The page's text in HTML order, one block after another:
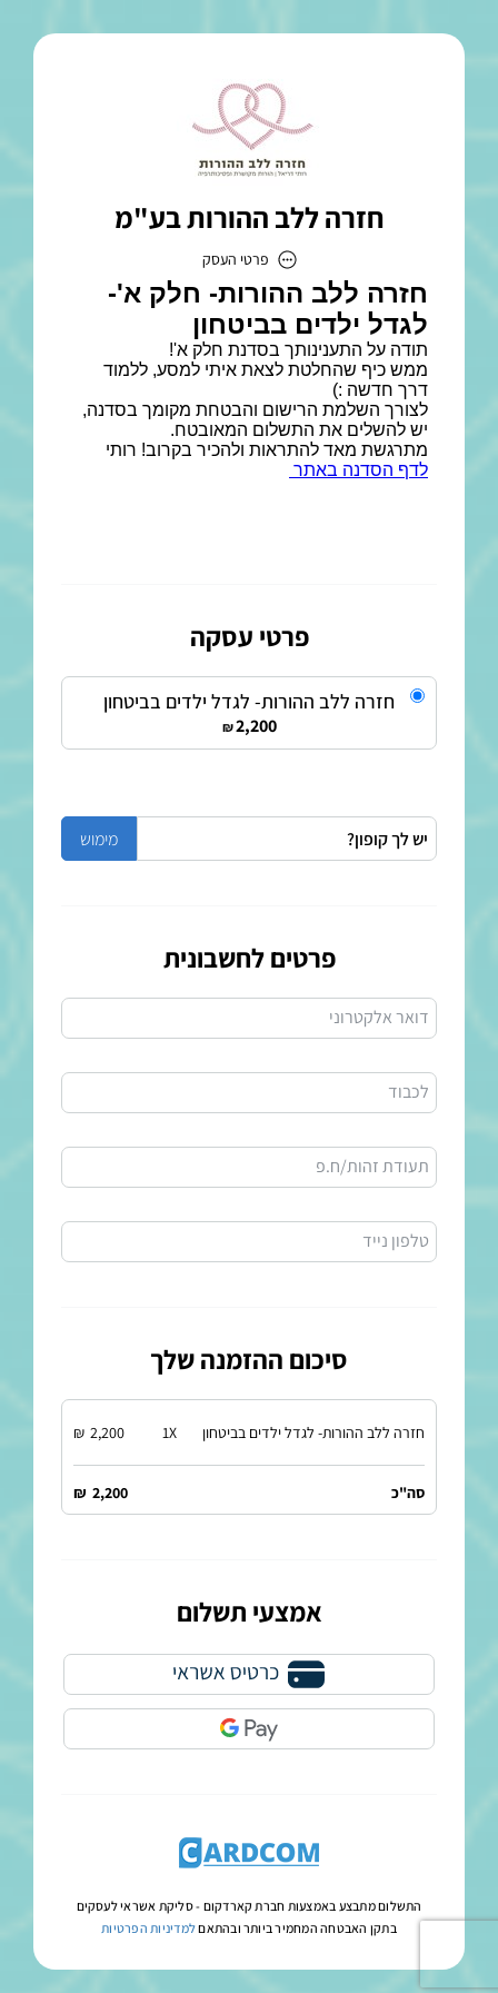
חזרה ללב ההורות בע"מ
פרטי העסק
חזרה ללב ההורות בע"מ
כתובת
דוא״ל
Rutan6@gmail.com
פרטי עסקה
חזרה ללב ההורות- לגדל ילדים בביטחון
2,200
₪
פרטים לחשבונית
דואר אלקטרוני
לכבוד
תעודת זהות/ח.פ
טלפון נייד
סיכום ההזמנה שלך
חזרה ללב ההורות- לגדל ילדים בביטחון X
1
2,200
₪
סה"כ 2,200
₪
אמצעי תשלום
התשלום מתבצע באמצעות חברת קארדקום -סליקת אשראי לעסקים
בתקן האבטחה המחמיר ביותר ובהתאםלמדיניות הפרטיות